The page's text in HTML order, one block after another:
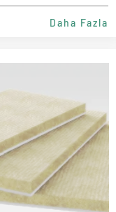
Daha Fazla